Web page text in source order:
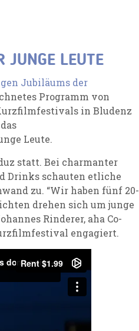
JUNGE LEUTE
Jubiläums der
Programm von
in Bludenz
Leute.
statt. Bei charmanter
Drinks schauten etliche
zu. “Wir haben fünf 20-
drehen sich um junge
Rinderer, aha Co-
engagiert.